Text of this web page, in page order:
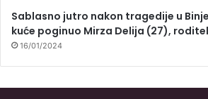
Sablasno jutro nakon tragedije u
kuće poginuo Mirza Delija (27),
16/01/2024